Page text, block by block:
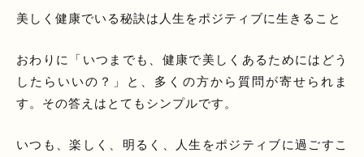
美しく健康でいる秘訣は人生をポジティブに生きること
おわりに「いつまでも、健康で美しくあるためにはどう
したらいいの？」と、多くの方から質問が寄せられま
す。その答えはとてもシンプルです。
いつも、楽しく、明るく、人生をポジティブに過ごすこ